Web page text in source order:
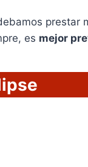
prestar
es mejor